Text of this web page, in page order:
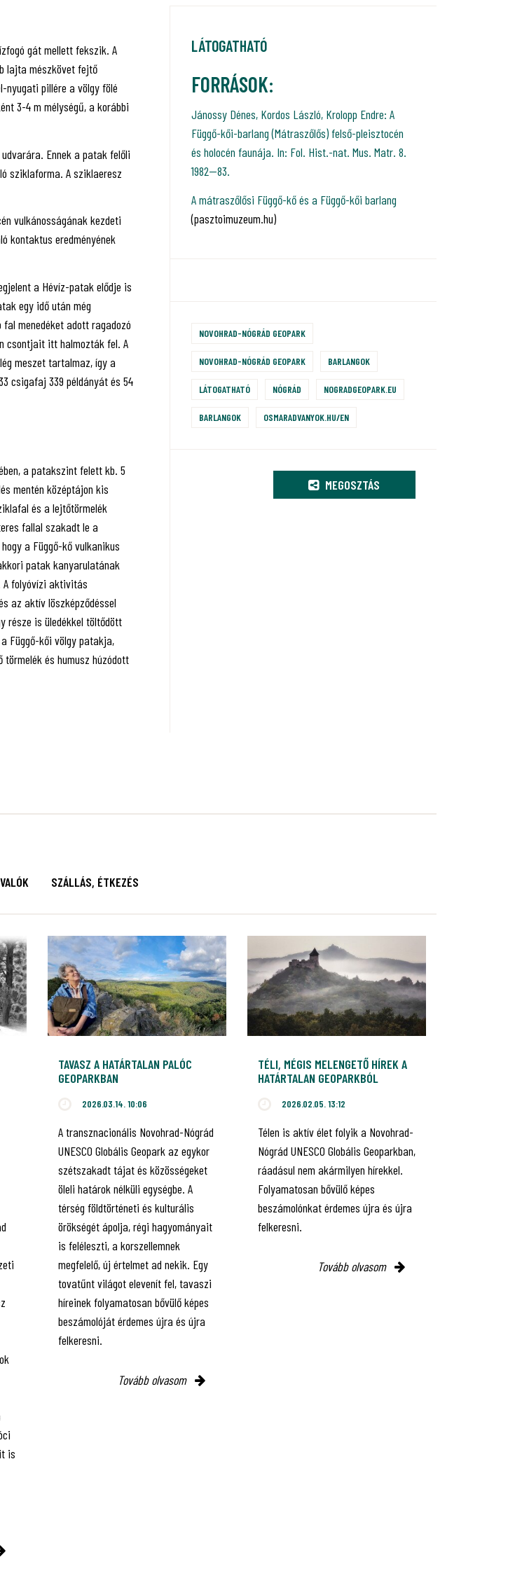
gát mellett fekszik. A
lajta mészkövet fejtő
nyugati pillére a völgy fölé
3-4 m mélységű, a korábbi
Ennek a patak felőli
sziklaforma. A sziklaeresz
vulkánosságának kezdeti
kontaktus eredményének
a Hévíz-patak elődje is
egy idő után még
menedéket adott ragadozó
csontjait itt halmozták fel. A
meszet tartalmaz, így a
csigafaj 339 példányát és 54
a patakszint felett kb. 5
mentén középtájon kis
és a lejtőtörmelék
fallal szakadt le a
a Függő-kő vulkanikus
patak kanyarulatának
A folyóvízi aktivitás
az aktív löszképződéssel
része is üledékkel töltődött
Függő-kői völgy patakja,
és humusz húzódott
LÁTOGATHATÓ
FORRÁSOK:
Jánossy Dénes, Kordos László, Krolopp Endre: A
Függő-kői-barlang (Mátraszőlős) felső-pleisztocén
és holocén faunája. In: Fol. Hist.-nat. Mus. Matr. 8.
1982—83.
A mátraszőlősi Függő-kő és a Függő-kői barlang
(pasztoimuzeum.hu)
NOVOHRAD-NÓGRÁD GEOPARK
NOVOHRAD-NÓGRÁD GEOPARK BARLANGOK
LÁTOGATHATÓ NÓGRÁD NOGRADGEOPARK.EU
BARLANGOK OSMARADVANYOK.HU/EN
MEGOSZTÁS
SZÁLLÁS, ÉTKEZÉS
is
TAVASZ A HATÁRTALAN PALÓC
GEOPARKBAN
2026.03.14. 10:06
A transznacionális Novohrad-Nógrád
UNESCO Globális Geopark az egykor
szétszakadt tájat és közösségeket
öleli határok nélküli egységbe. A
térség földtörténeti és kulturális
örökségét ápolja, régi hagyományait
is feléleszti, a korszellemnek
megfelelő, új értelmet ad nekik. Egy
tovatűnt világot elevenít fel, tavaszi
híreinek folyamatosan bővülő képes
beszámolóját érdemes újra és újra
felkeresni.
Tovább olvasom
TÉLI, MÉGIS MELENGETŐ HÍREK A
HATÁRTALAN GEOPARKBÓL
2026.02.05. 13:12
Télen is aktív élet folyik a Novohrad-
Nógrád UNESCO Globális Geoparkban,
ráadásul nem akármilyen hírekkel.
Folyamatosan bővülő képes
beszámolónkat érdemes újra és újra
felkeresni.
Tovább olvasom